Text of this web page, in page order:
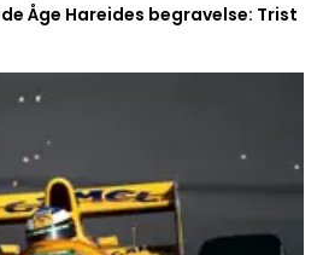
Åge Hareides begravelse: Trist